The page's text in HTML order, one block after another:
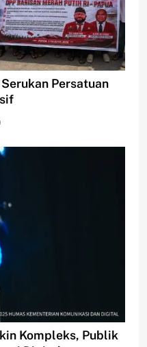
Persatuan
Kompleks, Publik